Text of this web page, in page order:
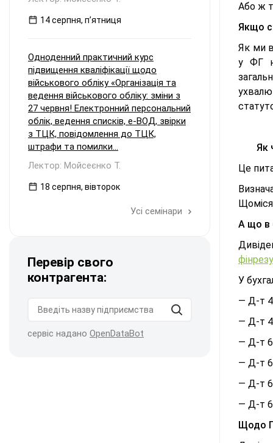
Або ж
Якщо
Як ми
у ФГ
Як
Це
А що в
У
— Д-т
— Д-т
— Д-т
— Д-т
— Д-т
— Д-т
Щодо
14 серпня, пʼятниця
Одноденний практичний курс
підвищення кваліфікації щодо
військового обліку «Організація та
ведення військового обліку: зміни з
27 червня! Електронний персональний
облік, ведення списків, е-ВОД, звірки
з ТЦК, повідомлення до ТЦК,
штрафи та помилки...
Лектор: Мойсеєнко Т.
18 серпня, вівторок
Усі семінари
Перевір свого
контрагента:
сервіс надано OpenDataBot